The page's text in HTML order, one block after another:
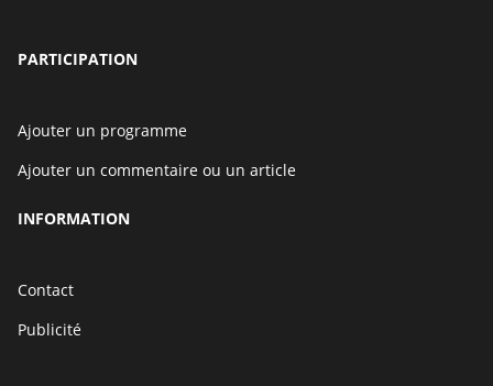
PARTICIPATION
Ajouter un programme
Ajouter un commentaire ou un article
INFORMATION
Contact
Publicité